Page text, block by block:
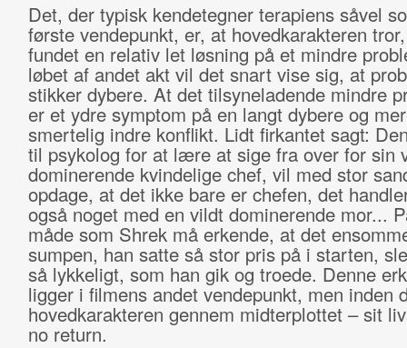
Det, der typisk kendetegner terapiens såvel
første vendepunkt, er, at hovedkarakteren
fundet en relativ let løsning på et mindre
løbet af andet akt vil det snart vise sig, at
stikker dybere. At det tilsyneladende mindre
er et ydre symptom på en langt dybere og
smertelig indre konflikt. Lidt firkantet sagt:
til psykolog for at lære at sige fra over for sin
dominerende kvindelige chef, vil med stor
opdage, at det ikke bare er chefen, det
også noget med en vildt dominerende mor...
måde som Shrek må erkende, at det
sumpen, han satte så stor pris på i starten,
så lykkeligt, som han gik og troede. Denne
ligger i filmens andet vendepunkt, men inden
hovedkarakteren gennem midterplottet – sit
no return.